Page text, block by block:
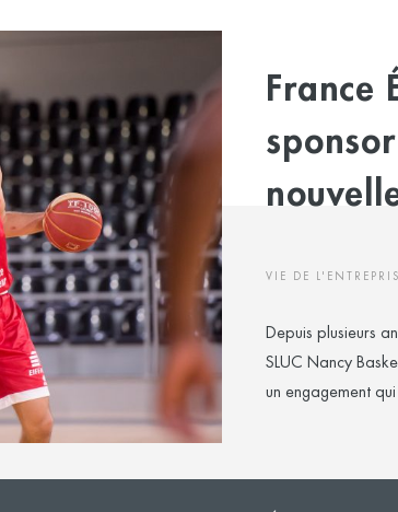
France
VIE DE
Depuis plusieurs
SLUC Nancy
un engagement